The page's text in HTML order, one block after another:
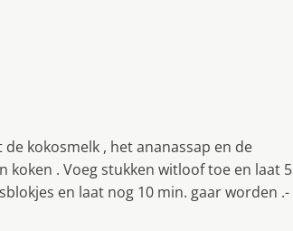
kokosmelk , het ananassap en de
koken . Voeg stukken witloof toe en laat 5
en laat nog 10 min. gaar worden .-